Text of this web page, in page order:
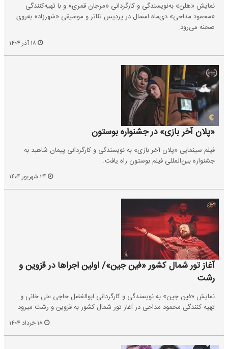
نمایش «هلن» به‌نویسندگی و کارگردانی «مرجان قمری» و با تهیه‌کنندگی
«محمود مداحی» دی‌ماه امسال در پردیس تئاتر و موسیقی «شهرزاد» به‌روی
صحنه می‌رود.
«پلان آخر بازی» در جشنواره بوستون
فیلم سینمایی «پلان آخر بازی» به نویسندگی و کارگردانی پیمان شاهبد به
جشنواره بین‌المللی فیلم بوستون راه یافت.
آغاز تور شمال کشور «فین جین»/ اولین اجراها در قزوین و
رشت
نمایش «فین جین» به نویسندگی و کارگردانی ابوالفضل حاجی علی خانی و
تهیه کنندگی محمود مداحی در آغاز تور شمال کشور به قزوین و رشت میرود